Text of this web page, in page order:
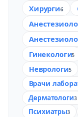
Хирурги6
Гинекологи5
Неврологи5
Врачи
Дерматологи3
Психиатры3